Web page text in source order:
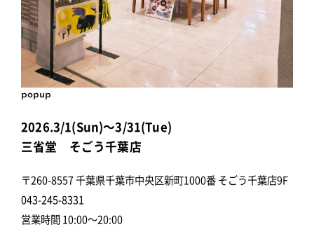
popup
2026.3/1(Sun)～3/31(Tue)
三省堂 そごう千葉店
〒260-8557 千葉県千葉市中央区新町1000番 そごう千葉店9F
043-245-8331
営業時間 10:00～20:00